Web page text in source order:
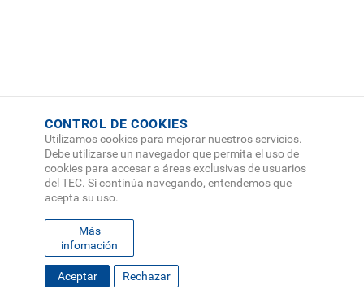
CONTROL DE COOKIES
Utilizamos cookies para mejorar nuestros servicios.
Debe utilizarse un navegador que permita el uso de
cookies para accesar a áreas exclusivas de usuarios
del TEC. Si continúa navegando, entendemos que
acepta su uso.
Más
infomación
Aceptar Rechazar